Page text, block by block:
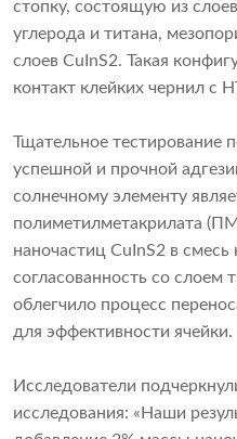
стопку, состоящую из
углерода и титана,
слоев CuInS2. Такая
контакт клейких чернил с
Тщательное тестирование
успешной и прочной
солнечному элементу
полиметилметакрилата
наночастиц CuInS2 в смесь
согласованность со слоем
облегчило процесс
для эффективности ячейки.
Исследователи
исследования: «Наши